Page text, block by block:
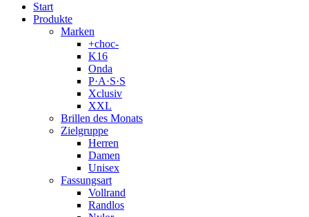
Start
Produkte
Marken
+choc-
K16
Onda
P·A·S·S
Xclusiv
XXL
Brillen des Monats
Zielgruppe
Herren
Damen
Unisex
Fassungsart
Vollrand
Randlos